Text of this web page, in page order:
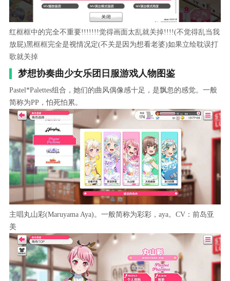
红框框中的完全不重要!!!!!!!觉得画面太乱就关掉!!!!(不觉得乱当我
放屁)黑框框完全是视情况定(不关是因为想看老婆)如果立绘耽误打
歌就关掉
梦想协奏曲少女乐团日服游戏人物图鉴
Pastel*Palettes组合，她们的曲风偶像感十足，是飘忽的感觉。一般
简称为PP，怕死怕累。
主唱丸山彩(Maruyama Aya)。一般简称为彩彩，aya。CV：前岛亚
美